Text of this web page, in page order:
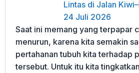
Lintas di Jalan
24 Juli 2026
Saat ini memang yang terpapar
menurun, karena kita semakin
pertahanan tubuh kita terhadap
tersebut. Untuk itu kita